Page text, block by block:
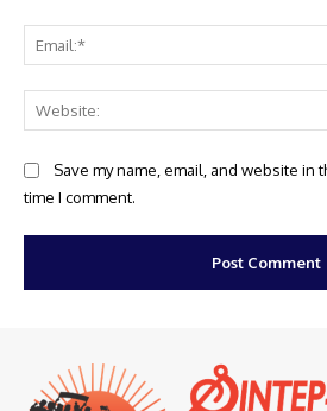
Save my name, email, and website in
time I comment.